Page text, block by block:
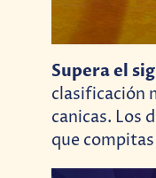
Supera el
clasificación
canicas. Los
que